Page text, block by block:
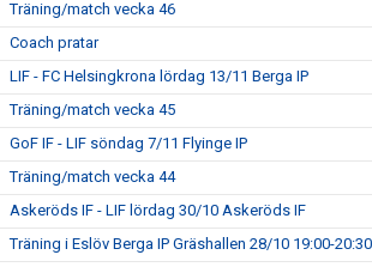
Träning/match vecka 46
Coach pratar
LIF - FC Helsingkrona lördag 13/11 Berga IP
Träning/match vecka 45
GoF IF - LIF söndag 7/11 Flyinge IP
Träning/match vecka 44
Askeröds IF - LIF lördag 30/10 Askeröds IF
Träning i Eslöv Berga IP Gräshallen 28/10 19:00-20:30